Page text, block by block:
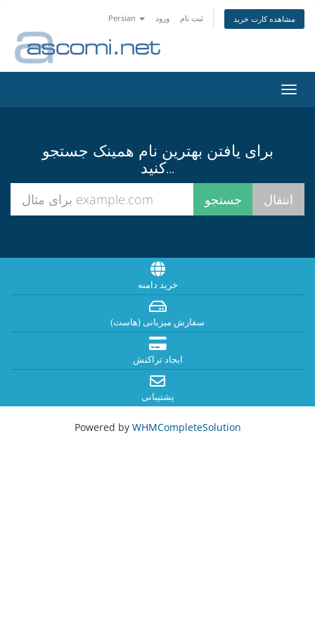
Persian ورود ثبت نام مشاهده کارت خرید
تغییر
برای یافتن بهترین نام همینک جستجو
کنید...
خرید دامنه
سفارش میزبانی (هاست)
ایجاد تراکنش
پشتیبانی
Powered by WHMCompleteSolution